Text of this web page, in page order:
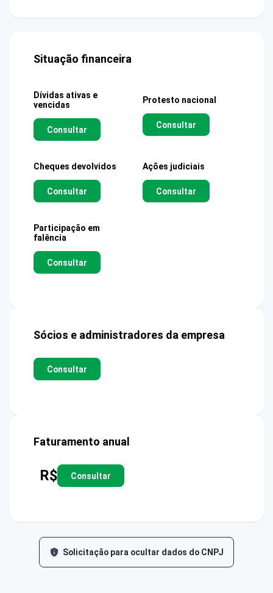
Situação financeira
Dívidas ativas e
vencidas
Consultar
Protesto nacional
Consultar
Cheques devolvidos
Consultar
Ações judiciais
Consultar
Participação em
falência
Consultar
Sócios e administradores da empresa
Consultar
Faturamento anual
R$ Consultar
Solicitação para ocultar dados do CNPJ